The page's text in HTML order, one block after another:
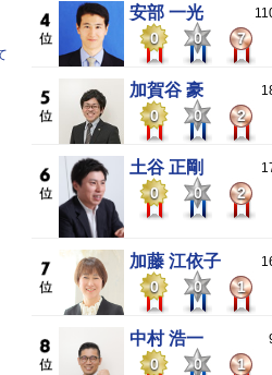
安部 一光
0 0 7
加賀谷 豪
0 0 2
土谷 正剛
0 0 2
加藤 江依子
0 0 1
中村 浩一
0 0 1